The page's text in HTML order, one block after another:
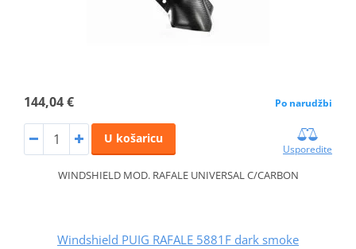
144,04 € Po narudžbi
U košaricu
Usporedite
WINDSHIELD MOD. RAFALE UNIVERSAL C/CARBON
Windshield PUIG RAFALE 5881F dark smoke